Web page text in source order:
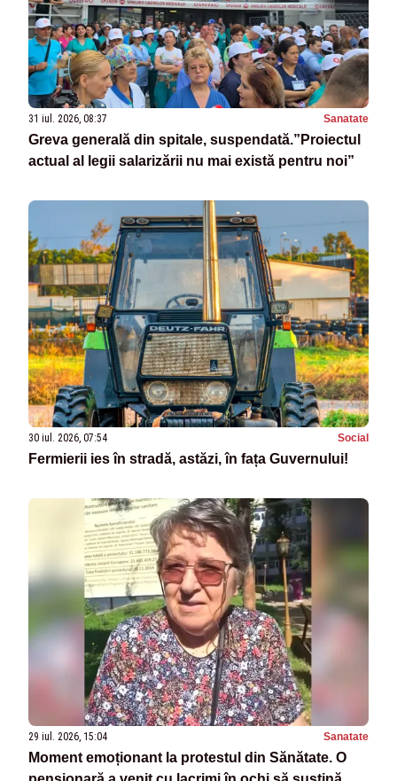
31 iul. 2026, 08:37 Sanatate
Greva generală din spitale, suspendată.”Proiectul
actual al legii salarizării nu mai există pentru noi”
30 iul. 2026, 07:54 Social
Fermierii ies în stradă, astăzi, în fața Guvernului!
29 iul. 2026, 15:04 Sanatate
Moment emoționant la protestul din Sănătate. O